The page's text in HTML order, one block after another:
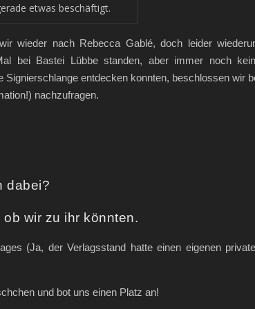
etwas beschäftigt.
wieder nach Rebecca Gablé, doch leider
bei Bastei Lübbe standen, aber immer noch
entdecken konnten, beschlossen wir
nachzufragen.
dabei?
wir zu ihr könnten.
(Ja, der Verlagsstand hatte einen eigenen
und bot uns einen Platz an!